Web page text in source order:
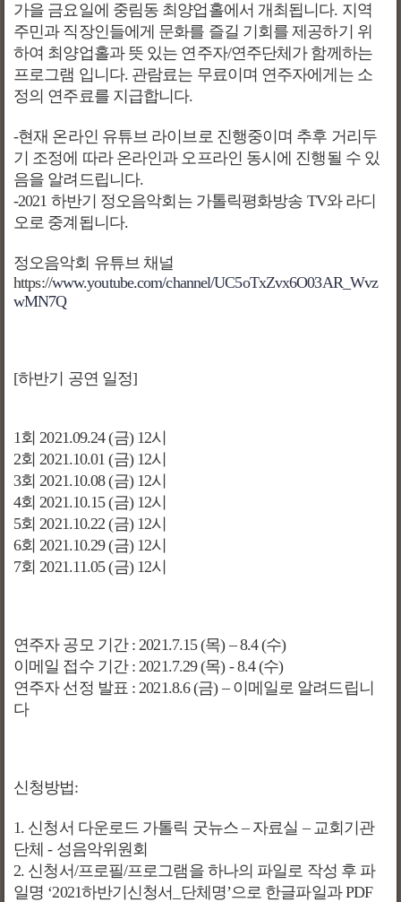
가을 금요일에 중림동 최양업홀에서 개최됩니다. 지역
주민과 직장인들에게 문화를 즐길 기회를 제공하기 위
하여 최양업홀과 뜻 있는 연주자/연주단체가 함께하는
프로그램 입니다. 관람료는 무료이며 연주자에게는 소
정의 연주료를 지급합니다.
-현재 온라인 유튜브 라이브로 진행중이며 추후 거리두
기 조정에 따라 온라인과 오프라인 동시에 진행될 수 있
음을 알려드립니다.
-2021 하반기 정오음악회는 가톨릭평화방송 TV와 라디
오로 중계됩니다.
정오음악회 유튜브 채널
https://www.youtube.com/channel/UC5oTxZvx6O03AR_Wvz
wMN7Q
[하반기 공연 일정]
1회 2021.09.24 (금) 12시
2회 2021.10.01 (금) 12시
3회 2021.10.08 (금) 12시
4회 2021.10.15 (금) 12시
5회 2021.10.22 (금) 12시
6회 2021.10.29 (금) 12시
7회 2021.11.05 (금) 12시
연주자 공모 기간: 2021.7.15 (목) – 8.4 (수)
이메일 접수 기간: 2021.7.29 (목) - 8.4 (수)
연주자 선정 발표: 2021.8.6 (금) – 이메일로 알려드립니
다
신청방법:
1. 신청서 다운로드 가톨릭 굿뉴스– 자료실 – 교회기관
단체- 성음악위원회
2. 신청서/프로필/프로그램을 하나의 파일로 작성 후 파
일명 ‘2021하반기신청서 단체명’으로 한글파일과PDF